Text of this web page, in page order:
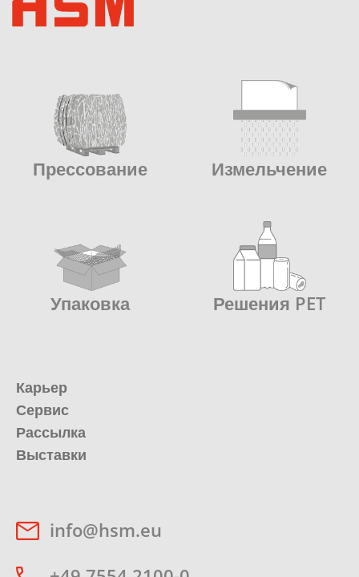
Прессование Измельчение
Упаковка Решения PET
Карьер
Сервис
Рассылка
Выставки
info@hsm.eu